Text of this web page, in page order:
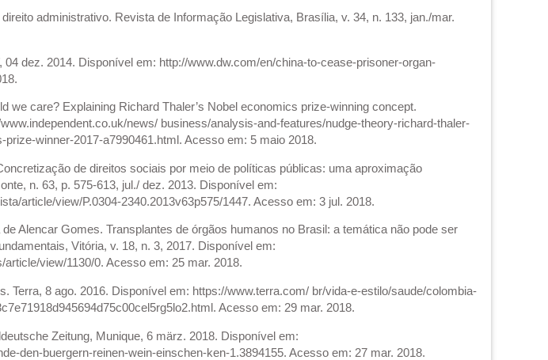
administrativo. Revista de Informação Legislativa, Brasília, v. 34, n. 133, jan./mar.
dez. 2014. Disponível em: http://www.dw.com/en/china-to-cease-prisoner-organ-
we care? Explaining Richard Thaler’s Nobel economics prize-winning concept.
news/ business/analysis-and-features/nudge-theory-richard-thaler-
winner-2017-a7990461.html. Acesso em: 5 maio 2018.
de direitos sociais por meio de políticas públicas: uma aproximação
n. 63, p. 575-613, jul./ dez. 2013. Disponível em:
article/view/P.0304-2340.2013v63p575/1447. Acesso em: 3 jul. 2018.
Alencar Gomes. Transplantes de órgãos humanos no Brasil: a temática não pode ser
Vitória, v. 18, n. 3, 2017. Disponível em:
view/1130/0. Acesso em: 25 mar. 2018.
Terra, 8 ago. 2016. Disponível em: https://www.terra.com/ br/vida-e-estilo/saude/colombia-
Acesso em: 29 mar. 2018.
Zeitung, Munique, 6 märz. 2018. Disponível em:
den-buergern-reinen-wein-einschen-ken-1.3894155. Acesso em: 27 mar. 2018.